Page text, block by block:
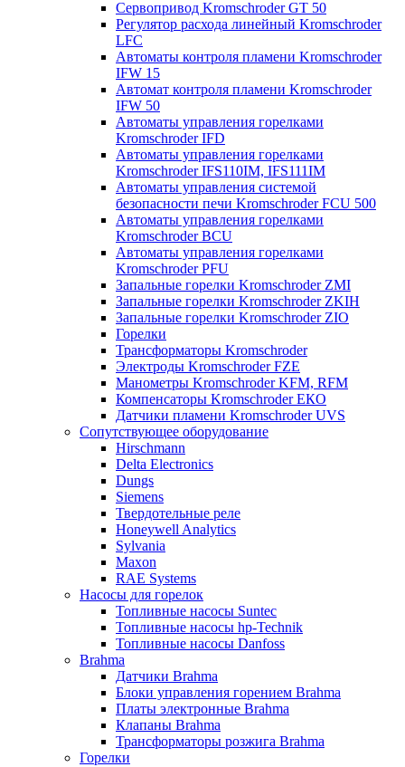
Cервопривод Kromschroder GT 50
Регулятор расхода линейный Kromschroder
LFC
Автоматы контроля пламени Kromschroder
IFW 15
Автомат контроля пламени Kromschroder
IFW 50
Автоматы управления горелками
Kromschroder IFD
Автоматы управления горелками
Kromschroder IFS110IM, IFS111IM
Автоматы управления системой
безопасности печи Kromschroder FCU 500
Автоматы управления горелками
Kromschroder BCU
Автоматы управления горелками
Kromschroder PFU
Запальные горелки Kromschroder ZМI
Запальные горелки Kromschroder ZKIH
Запальные горелки Kromschroder ZIO
Горелки
Трансформаторы Kromschroder
Электроды Kromschroder FZE
Манометры Kromschroder KFM, RFM
Компенсаторы Kromschroder ЕКО
Датчики пламени Kromschroder UVS
Сопутствующее оборудование
Hirschmann
Delta Electronics
Dungs
Siemens
Твердотельные реле
Honeywell Analytics
Sylvania
Maxon
RAE Systems
Насосы для горелок
Топливные насосы Suntec
Топливные насосы hp-Technik
Топливные насосы Danfoss
Brahma
Датчики Brahma
Блоки управления горением Brahma
Платы электронные Brahma
Клапаны Brahma
Трансформаторы розжига Brahma
Горелки